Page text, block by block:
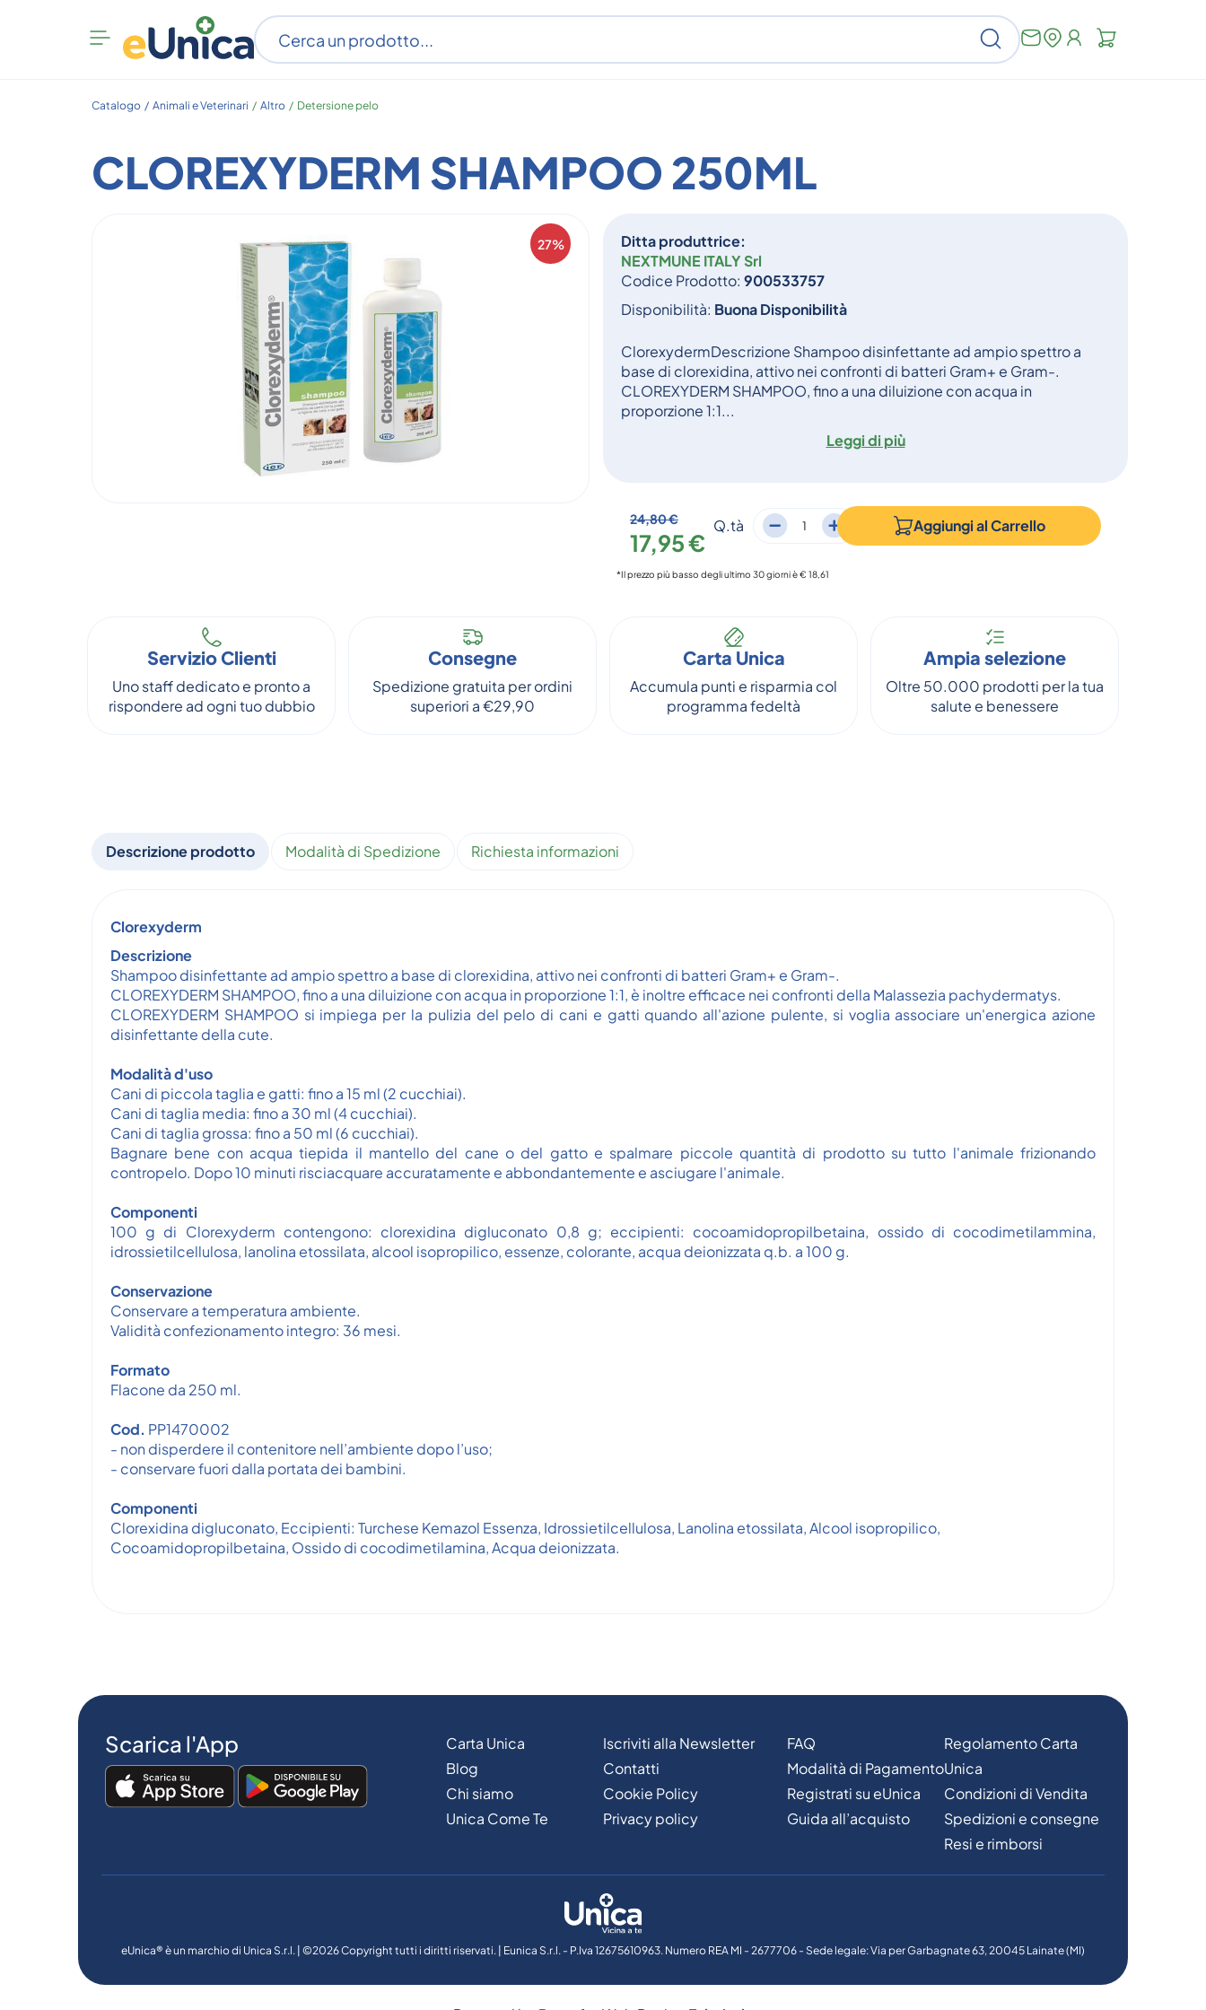
Apri
menu
Cerca
Catalogo / Animali e Veterinari / Altro / Detersione pelo
CLOREXYDERM SHAMPOO 250ML
27%
Ditta produttrice:
NEXTMUNE ITALY Srl
Codice Prodotto: 900533757
Disponibilità: Buona Disponibilità
ClorexydermDescrizione Shampoo disinfettante ad ampio spettro a
base di clorexidina, attivo nei confronti di batteri Gram+ e Gram-.
CLOREXYDERM SHAMPOO, fino a una diluizione con acqua in
proporzione 1:1...
Leggi di più
24,80 €
17,95 €
Q.tà Aggiungi alCarrello
*Il prezzo più basso degli ultimo 30 giorni è € 18,61
Servizio Clienti
Uno staff dedicato e pronto a
rispondere ad ogni tuo dubbio
Consegne
Spedizione gratuita per ordini
superiori a €29,90
Carta Unica
Accumula punti e risparmia col
programma fedeltà
Ampia selezione
Oltre 50.000 prodotti per la tua
salute e benessere
Descrizione prodotto Modalità di Spedizione Richiesta informazioni
Clorexyderm
Descrizione
Shampoo disinfettante ad ampio spettro a base di clorexidina, attivo nei confronti di batteri Gram+ e Gram-.
CLOREXYDERM SHAMPOO, fino a una diluizione con acqua in proporzione 1:1, è inoltre efficace nei confronti della Malassezia pachydermatys.
CLOREXYDERM SHAMPOO si impiega per la pulizia del pelo di cani e gatti quando all'azione pulente, si voglia associare un'energica azione
disinfettante della cute.
Modalità d'uso
Cani di piccola taglia e gatti: fino a 15 ml (2 cucchiai).
Cani di taglia media: fino a 30 ml (4 cucchiai).
Cani di taglia grossa: fino a 50 ml (6 cucchiai).
Bagnare bene con acqua tiepida il mantello del cane o del gatto e spalmare piccole quantità di prodotto su tutto l'animale frizionando
contropelo. Dopo 10 minuti risciacquare accuratamente e abbondantemente e asciugare l'animale.
Componenti
100 g di Clorexyderm contengono: clorexidina digluconato 0,8 g; eccipienti: cocoamidopropilbetaina, ossido di cocodimetilammina,
idrossietilcellulosa, lanolina etossilata, alcool isopropilico, essenze, colorante, acqua deionizzata q.b. a 100 g.
Conservazione
Conservare a temperatura ambiente.
Validità confezionamento integro: 36 mesi.
Formato
Flacone da 250 ml.
Cod. PP1470002
- non disperdere il contenitore nell’ambiente dopo l’uso;
- conservare fuori dalla portata dei bambini.
Componenti
Clorexidina digluconato, Eccipienti: Turchese Kemazol Essenza, Idrossietilcellulosa, Lanolina etossilata, Alcool isopropilico,
Cocoamidopropilbetaina, Ossido di cocodimetilamina, Acqua deionizzata.
Scarica l'App
Carta Unica
Blog
Chi siamo
Unica Come Te
Iscriviti alla Newsletter
Contatti
Cookie Policy
Privacy policy
FAQ
Modalità di Pagamento
Registrati su eUnica
Guida all’acquisto
Regolamento Carta
Unica
Condizioni di Vendita
Spedizioni e consegne
Resi e rimborsi
eUnica® è un marchio di Unica S.r.l. | ©2026 Copyright tutti i diritti riservati. | Eunica S.r.l. - P.Iva 12675610963. Numero REA MI - 2677706 - Sede legale: Via per Garbagnate 63, 20045 Lainate (MI)